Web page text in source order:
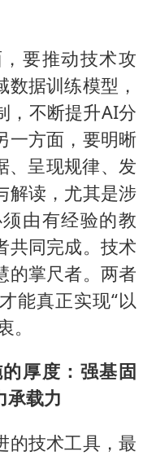
要推动技术攻
据训练模型，
，不断提升AI分
一方面，要明晰
呈现规律、发
解读，尤其是涉
由有经验的教
共同完成。技术
的掌尺者。两者
能真正实现“以
厚度：强基固
承载力
的技术工具，最